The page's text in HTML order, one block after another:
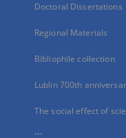
Doctoral Dissertations
Regional Materials
Bibliophile collection
Lublin 700th
The social effect of
...